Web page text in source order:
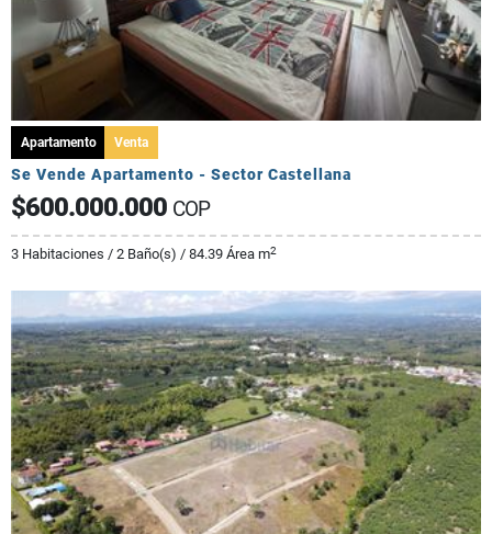
Apartamento Venta
Se Vende Apartamento - Sector Castellana
$600.000.000 COP
3 Habitaciones / 2 Baño(s) / 84.39 Área m2